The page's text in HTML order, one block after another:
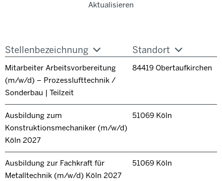
Aktualisieren
Stellenbezeichnung Standort
Mitarbeiter Arbeitsvorbereitung
(m/w/d) – Prozesslufttechnik /
Sonderbau | Teilzeit
84419 Obertaufkirchen
Ausbildung zum
Konstruktionsmechaniker (m/w/d)
Köln 2027
51069 Köln
Ausbildung zur Fachkraft für
Metalltechnik (m/w/d) Köln 2027
51069 Köln